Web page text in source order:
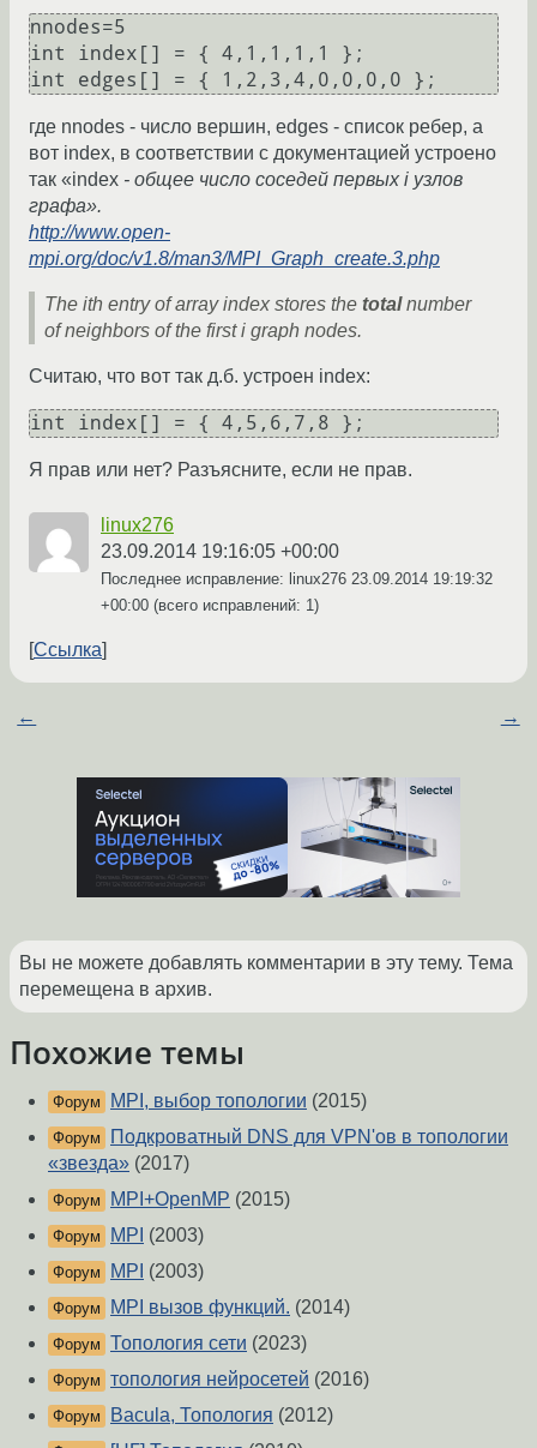
nnodes=5
int index[] = { 4,1,1,1,1 };
где nnodes - число вершин, edges - список ребер, а
вот index, в соответствии с документацией устроено
так «index - общее число соседей первых i узлов
графа».
http://www.open-
mpi.org/doc/v1.8/man3/MPI_Graph_create.3.php
The ith entry of array index stores the totalnumber
of neighbors of the first i graph nodes.
Считаю, что вот так д.б. устроен index:
Я прав или нет? Разъясните, если не прав.
linux276
23.09.2014 19:16:05 +00:00
Последнее исправление: linux276 23.09.2014 19:19:32
+00:00 (всего исправлений: 1)
Ссылка
← →
Вы не можете добавлять комментарии в эту тему. Тема
перемещена в архив.
Похожие темы
Форум MPI, выбор топологии (2015)
Форум
Подкроватный DNS для VPN'ов в топологии
«звезда» (2017)
Форум MPI+OpenMP (2015)
Форум MPI (2003)
Форум MPI (2003)
Форум MPI вызов функций. (2014)
Форум Топология сети (2023)
Форум топология нейросетей (2016)
Форум Bacula, Топология (2012)